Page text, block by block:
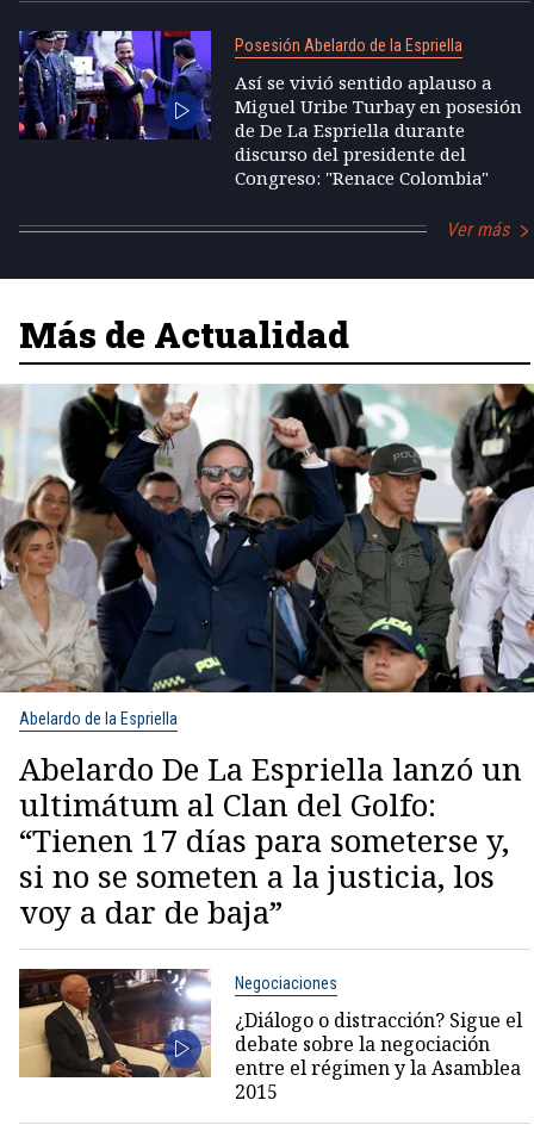
Posesión Abelardo de la Espriella
Así se vivió sentido aplauso a
Miguel Uribe Turbay en posesión
de De La Espriella durante
discurso del presidente del
Congreso: "Renace Colombia"
Ver más
Más de Actualidad
Abelardo de la Espriella
Abelardo De La Espriella lanzó un
ultimátum al Clan del Golfo:
“Tienen 17 días para someterse y,
si no se someten a la justicia, los
voy a dar de baja”
Negociaciones
¿Diálogo o distracción? Sigue el
debate sobre la negociación
entre el régimen y la Asamblea
2015